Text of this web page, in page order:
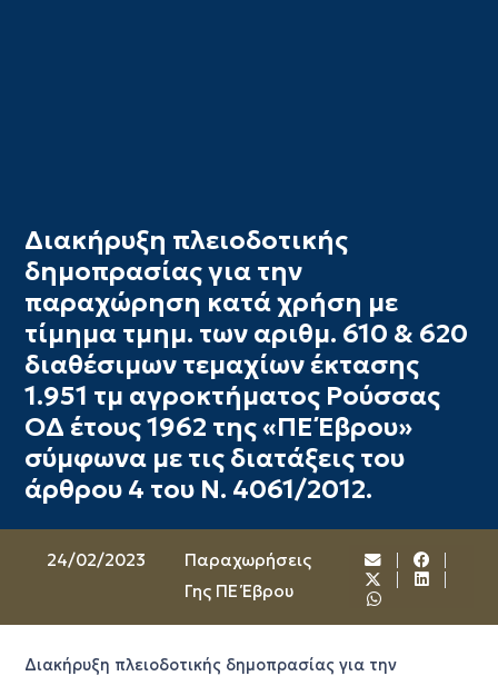
Διακήρυξη πλειοδοτικής
δημοπρασίας για την
παραχώρηση κατά χρήση με
τίμημα τμημ. των αριθμ. 610 & 620
διαθέσιμων τεμαχίων έκτασης
1.951 τμ αγροκτήματος Ρούσσας
ΟΔ έτους 1962 της «ΠΕ Έβρου»
σύμφωνα με τις διατάξεις του
άρθρου 4 του Ν. 4061/2012.
24/02/2023
Παραχωρήσεις
Γης ΠΕ Έβρου
Διακήρυξη πλειοδοτικής δημοπρασίας για την